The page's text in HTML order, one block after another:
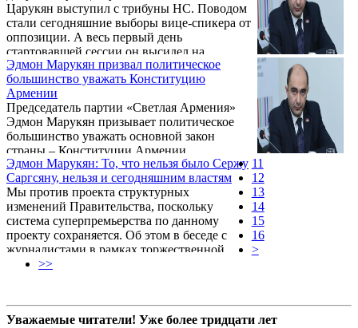
Царукян выступил с трибуны НС. Поводом
стали сегодняшние выборы вице-спикера от
оппозиции. А весь первый день
стартовавшей сессии он высидел на
рабочем месте. В этом смысле парламент
седьмого созыва оказался действительно
революционным.
Эдмон Марукян призвал политическое
большинство уважать Конституцию
Армении
Председатель партии «Светлая Армения»
Эдмон Марукян призывает политическое
большинство уважать основной закон
страны – Конституции Армении.
Эдмон Марукян: То, что нельзя было Сержу
Саргсяну, нельзя и сегодняшним властям
Мы против проекта структурных
изменений Правительства, поскольку
система суперпремьерства по данному
проекту сохраняется. Об этом в беседе с
журналистами в рамках торжественной
церемонии вручения мандатов депутатам
«Светлая Армения», депутат Эдмон
Марукян, говоря о проекте относительно
11
12
13
14
15
16
>
>>
Уважаемые читатели! Уже более тридцати лет